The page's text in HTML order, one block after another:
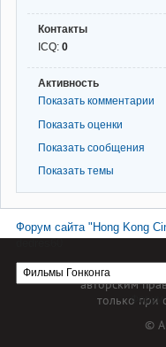
Контакты
ICQ: 0
Активность
Показать комментарии
Показать оценки
Показать сообщения
Показать темы
Форум сайта "Hong Kong
Форум
Материал
авторским
только при
©